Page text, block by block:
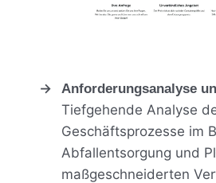
Anforderungsanalyse
Tiefgehende Analyse
Geschäftsprozesse im
Abfallentsorgung und
maßgeschneiderten